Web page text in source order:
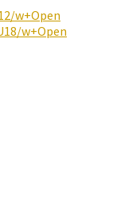
w+Open
w+Open